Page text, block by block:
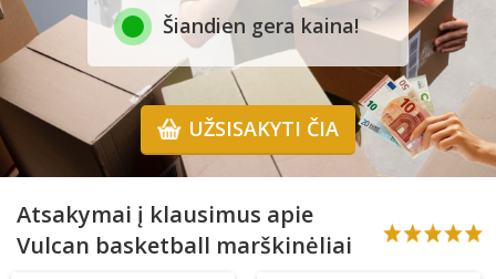
Šiandien gera kaina!
UŽSISAKYTI ČIA
Atsakymai į klausimus apie
Vulcan basketball marškinėliai